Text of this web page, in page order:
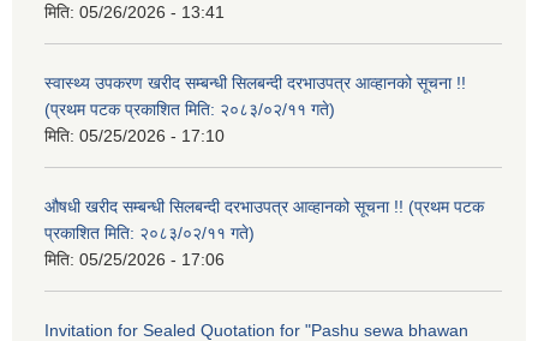
मिति: 05/26/2026 - 13:41
स्वास्थ्य उपकरण खरीद सम्बन्धी सिलबन्दी दरभाउपत्र आव्हानको सूचना !!
(प्रथम पटक प्रकाशित मिति: २०८३/०२/११ गते)
मिति: 05/25/2026 - 17:10
औषधी खरीद सम्बन्धी सिलबन्दी दरभाउपत्र आव्हानको सूचना !! (प्रथम पटक
प्रकाशित मिति: २०८३/०२/११ गते)
मिति: 05/25/2026 - 17:06
Invitation for Sealed Quotation for "Pashu sewa bhawan